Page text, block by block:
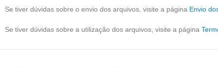
Se tiver dúvidas sobre o envio dos arquivos, visite a página Envio
Se tiver dúvidas sobre a utilização dos arquivos, visite a página